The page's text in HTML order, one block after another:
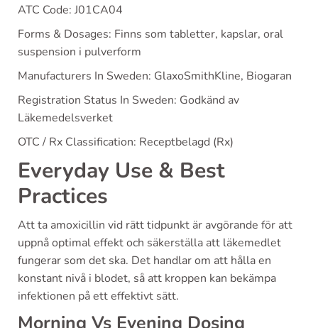
ATC Code: J01CA04
Forms & Dosages: Finns som tabletter, kapslar, oral
suspension i pulverform
Manufacturers In Sweden: GlaxoSmithKline, Biogaran
Registration Status In Sweden: Godkänd av
Läkemedelsverket
OTC / Rx Classification: Receptbelagd (Rx)
Everyday Use & Best
Practices
Att ta amoxicillin vid rätt tidpunkt är avgörande för att
uppnå optimal effekt och säkerställa att läkemedlet
fungerar som det ska. Det handlar om att hålla en
konstant nivå i blodet, så att kroppen kan bekämpa
infektionen på ett effektivt sätt.
Morning Vs Evening Dosing